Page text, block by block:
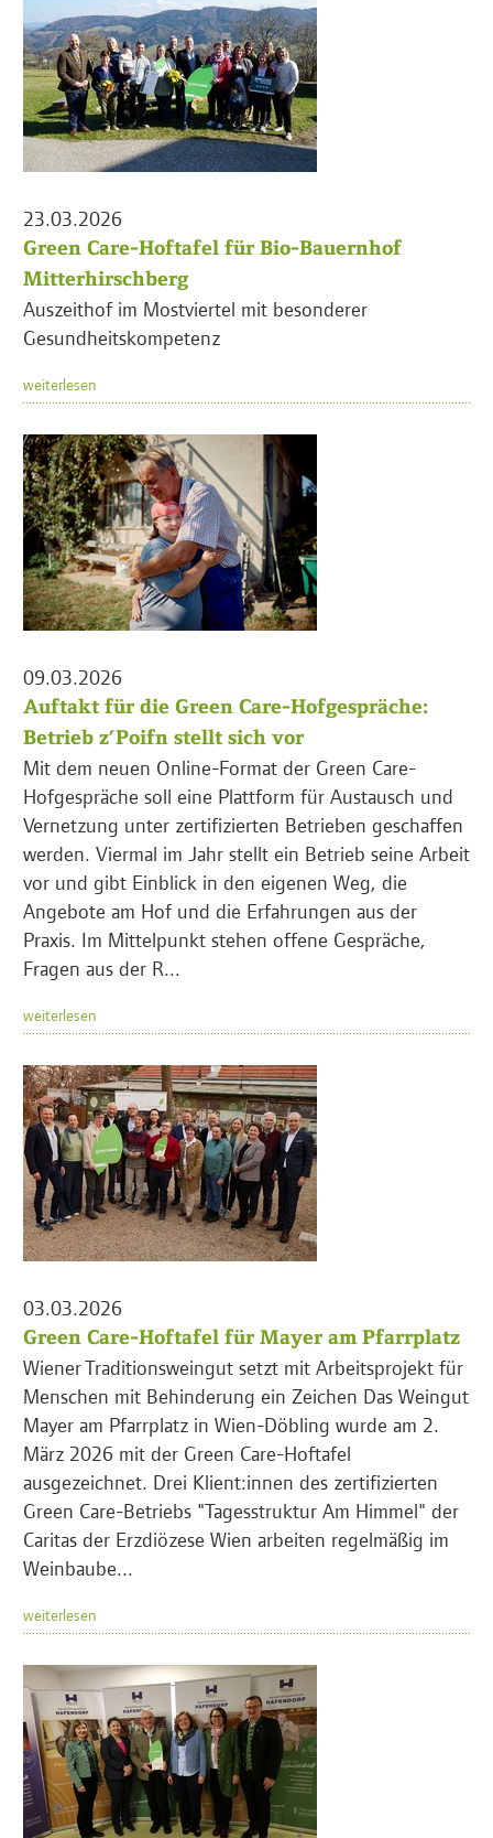
23.03.2026
Green Care-Hoftafel für Bio-Bauernhof
Mitterhirschberg
Auszeithof im Mostviertel mit besonderer
Gesundheitskompetenz
weiterlesen
09.03.2026
Auftakt für die Green Care-Hofgespräche:
Betrieb z’Poifn stellt sich vor
Mit dem neuen Online-Format der Green Care-
Hofgespräche soll eine Plattform für Austausch und
Vernetzung unter zertifizierten Betrieben geschaffen
werden. Viermal im Jahr stellt ein Betrieb seine Arbeit
vor und gibt Einblick in den eigenen Weg, die
Angebote am Hof und die Erfahrungen aus der
Praxis. Im Mittelpunkt stehen offene Gespräche,
Fragen aus der R...
weiterlesen
03.03.2026
Green Care-Hoftafel für Mayer am Pfarrplatz
Wiener Traditionsweingut setzt mit Arbeitsprojekt für
Menschen mit Behinderung ein Zeichen Das Weingut
Mayer am Pfarrplatz in Wien-Döbling wurde am 2.
März 2026 mit der Green Care-Hoftafel
ausgezeichnet. Drei Klient:innen des zertifizierten
Green Care-Betriebs "Tagesstruktur Am Himmel" der
Caritas der Erzdiözese Wien arbeiten regelmäßig im
Weinbaube...
weiterlesen